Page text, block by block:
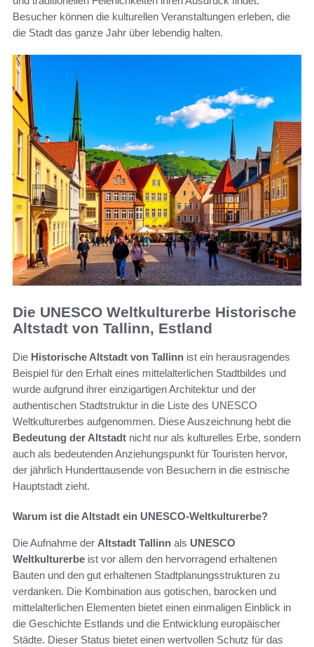
Besucher können die kulturellen Veranstaltungen erleben, die
die Stadt das ganze Jahr über lebendig halten.
Die UNESCO Weltkulturerbe Historische
Altstadt von Tallinn, Estland
Die Historische Altstadt von Tallinn ist ein herausragendes
Beispiel für den Erhalt eines mittelalterlichen Stadtbildes und
wurde aufgrund ihrer einzigartigen Architektur und der
authentischen Stadtstruktur in die Liste des UNESCO
Weltkulturerbes aufgenommen. Diese Auszeichnung hebt die
Bedeutung der Altstadt nicht nur als kulturelles Erbe, sondern
auch als bedeutenden Anziehungspunkt für Touristen hervor,
der jährlich Hunderttausende von Besuchern in die estnische
Hauptstadt zieht.
Warum ist die Altstadt ein UNESCO-Weltkulturerbe?
Die Aufnahme der Altstadt Tallinn als UNESCO
Weltkulturerbe ist vor allem den hervorragend erhaltenen
Bauten und den gut erhaltenen Stadtplanungsstrukturen zu
verdanken. Die Kombination aus gotischen, barocken und
mittelalterlichen Elementen bietet einen einmaligen Einblick in
die Geschichte Estlands und die Entwicklung europäischer
Städte. Dieser Status bietet einen wertvollen Schutz für das